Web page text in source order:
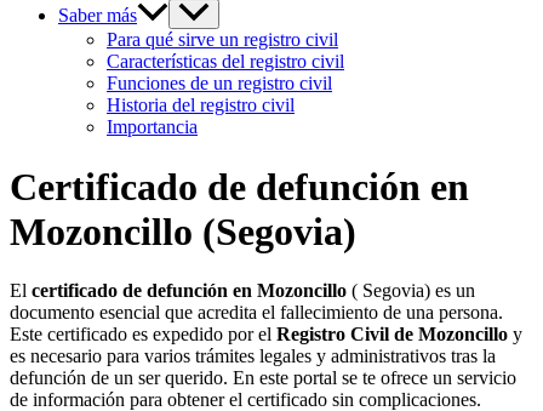
Saber más
Para qué sirve un registro civil
Características del registro civil
Funciones de un registro civil
Historia del registro civil
Importancia
Certificado de defunción en
Mozoncillo (Segovia)
El certificado de defunción en Mozoncillo ( Segovia) es un
documento esencial que acredita el fallecimiento de una persona.
Este certificado es expedido por el Registro Civil de Mozoncillo y
es necesario para varios trámites legales y administrativos tras la
defunción de un ser querido. En este portal se te ofrece un servicio
de información para obtener el certificado sin complicaciones.